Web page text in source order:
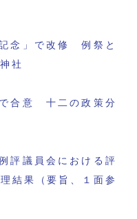
記念」で改修 例祭と
社
合意 十二の政策分
評議員会における評
結果（要旨、１面参